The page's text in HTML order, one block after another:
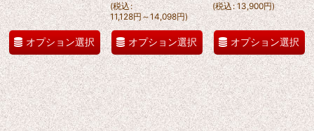
オプション選択
(税込:
11,128円～14,098円)
オプション選択
(税込: 13,900円)
オプション選択